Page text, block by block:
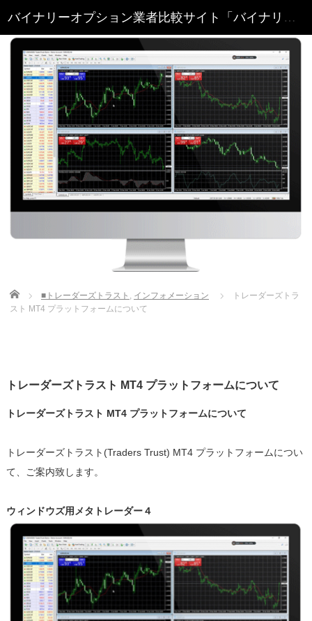
Home ■トレーダーズトラスト , インフォメーション
トレーダーズトラ
スト MT4 プラットフォームについて
トレーダーズトラスト MT4 プラットフォームについて
トレーダーズトラスト MT4 プラットフォームについて
トレーダーズトラスト(Traders Trust) MT4 プラットフォームについ
て、ご案内致します。
ウィンドウズ用メタトレーダー４